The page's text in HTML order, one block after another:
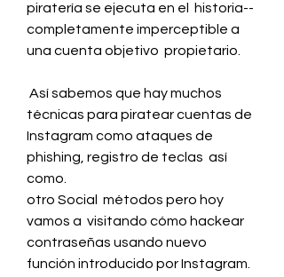
piratería se ejecuta en el  historia--
completamente imperceptible a
una cuenta objetivo  propietario.
técnicas para piratear cuentas de
Instagram como ataques de
phishing, registro de teclas  así
como.
otro Social  métodos pero hoy
vamos a  visitando cómo hackear
contraseñas usando nuevo
función introducido por Instagram.